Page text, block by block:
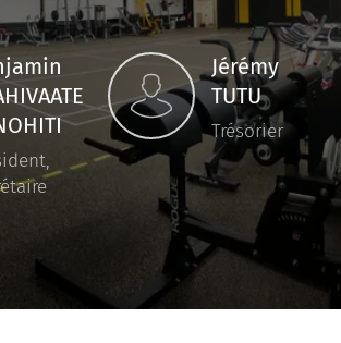
Jérémy
TUTU
Trésorier